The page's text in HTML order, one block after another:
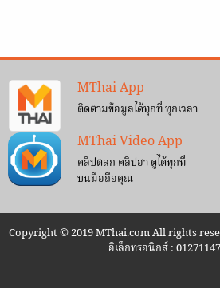
MThai App
ติดตามข้อมูลได้ทุกที่ ทุกเวลา
MThai Video App
คลิปตลก คลิปฮา ดูได้ทุกที่
บนมือถือคุณ
Copyright © 2019 MThai.com All rights
อิเล็กทรอนิกส์ :